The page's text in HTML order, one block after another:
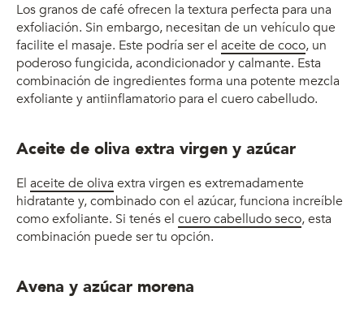
Los granos de café ofrecen la textura perfecta para una
exfoliación. Sin embargo, necesitan de un vehículo que
facilite el masaje. Este podría ser el aceite de coco, un
poderoso fungicida, acondicionador y calmante. Esta
combinación de ingredientes forma una potente mezcla
exfoliante y antiinflamatorio para el cuero cabelludo.
Aceite de oliva extra virgen y azúcar
El aceite de oliva extra virgen es extremadamente
hidratante y, combinado con el azúcar, funciona increíble
como exfoliante. Si tenés el cuero cabelludo seco, esta
combinación puede ser tu opción.
Avena y azúcar morena